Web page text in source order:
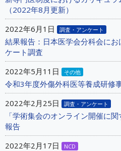
（2022年8月更新）
2022年6月1日
調査・アンケート
結果報告：日本医学会分科会に
ケート調査
2022年5月11日
その他
令和3年度外傷外科医等養成研
2022年2月25日
調査・アンケート
「学術集会のオンライン開催に
報告
2022年2月17日
NCD